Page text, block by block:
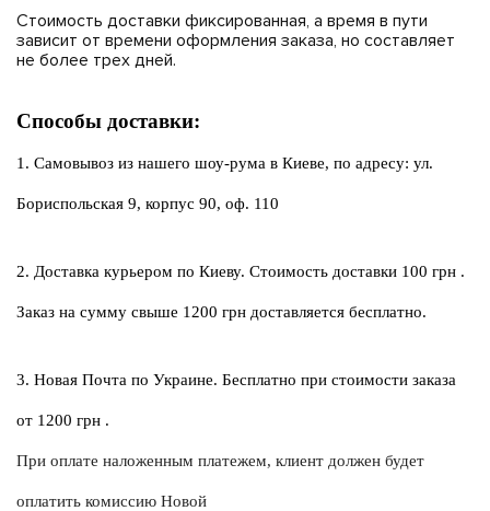
Стоимость доставки фиксированная, а время в пути
зависит от времени оформления заказа, но составляет
не более трех дней.
Способы доставки:
1. Самовывоз из нашего шоу-рума в Киеве, по адресу: ул.
Бориспольская 9, корпус 90, оф. 110
2. Доставка курьером по Киеву. Стоимость доставки 100 грн .
Заказ на сумму свыше 1200 грн доставляется бесплатно.
3. Новая Почта по Украине. Бесплатно при стоимости заказа
от 1200 грн .
При оплате наложенным платежем, клиент должен будет
оплатить комиссию Новой